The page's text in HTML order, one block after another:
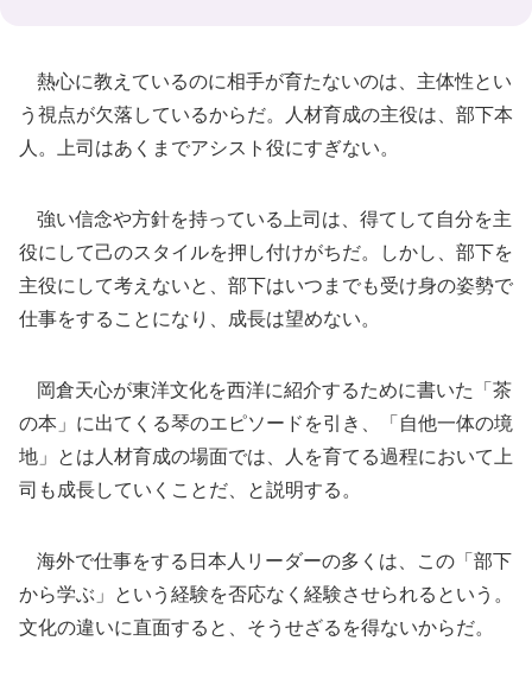
熱心に教えているのに相手が育たないのは、主体性とい
う視点が欠落しているからだ。人材育成の主役は、部下本
人。上司はあくまでアシスト役にすぎない。
強い信念や方針を持っている上司は、得てして自分を主
役にして己のスタイルを押し付けがちだ。しかし、部下を
主役にして考えないと、部下はいつまでも受け身の姿勢で
仕事をすることになり、成長は望めない。
岡倉天心が東洋文化を西洋に紹介するために書いた「茶
の本」に出てくる琴のエピソードを引き、「自他一体の境
地」とは人材育成の場面では、人を育てる過程において上
司も成長していくことだ、と説明する。
海外で仕事をする日本人リーダーの多くは、この「部下
から学ぶ」という経験を否応なく経験させられるという。
文化の違いに直面すると、そうせざるを得ないからだ。